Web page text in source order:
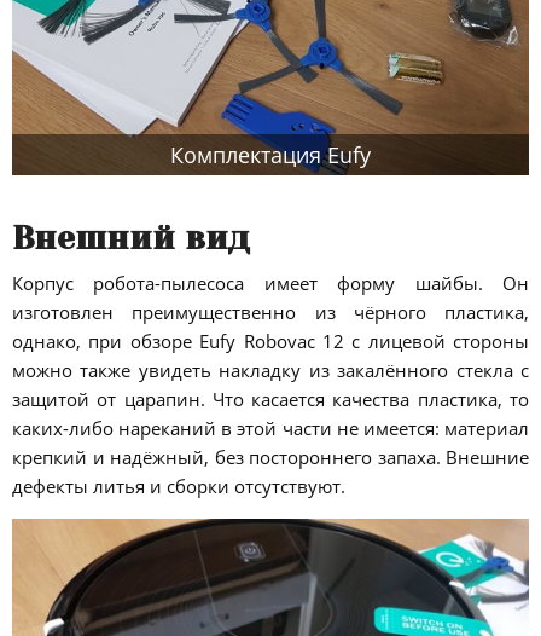
Комплектация Eufy
Внешний вид
Корпус робота-пылесоса имеет форму шайбы. Он
изготовлен преимущественно из чёрного пластика,
однако, при обзоре Eufy Robovac 12 с лицевой стороны
можно также увидеть накладку из закалённого стекла с
защитой от царапин. Что касается качества пластика, то
каких-либо нареканий в этой части не имеется: материал
крепкий и надёжный, без постороннего запаха. Внешние
дефекты литья и сборки отсутствуют.